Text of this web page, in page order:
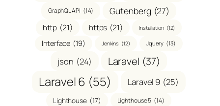
GraphQL API (14) Gutenberg (27)
http (21) https (21) Installation (12)
Interface (19) Jenkins (12) Jquery (13)
json (24) Laravel (37)
Laravel 6 (55) Laravel 9 (25)
Lighthouse (17) Lighthouse 5 (14)